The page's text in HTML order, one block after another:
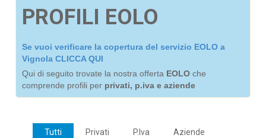
PROFILI EOLO
Se vuoi verificare la copertura del servizio EOLO a
Vignola CLICCA QUI
Qui di seguito trovate la nostra offerta EOLO che
comprende profili per privati, p.iva e aziende
Tutti Privati P.Iva Aziende